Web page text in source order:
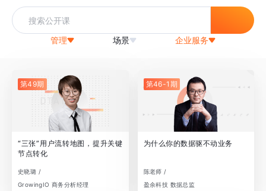
管理 场景 企业服务
第49期
“三张”用户流转地图，提升关键
节点转化
史晓璐 /
GrowingIO 商务分析经理
第46-1期
为什么你的数据驱不动业务
陈老师 /
盈余科技 数据总监